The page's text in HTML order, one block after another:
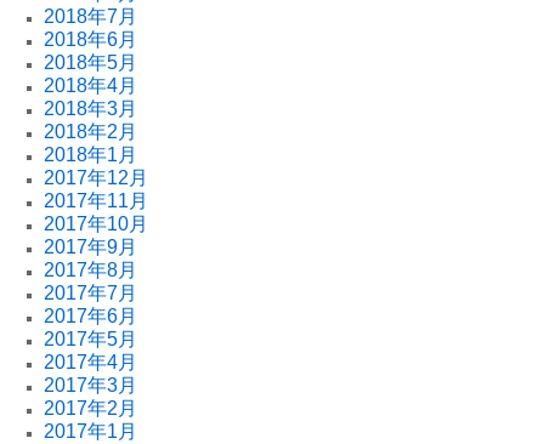
2018年7月
2018年6月
2018年5月
2018年4月
2018年3月
2018年2月
2018年1月
2017年12月
2017年11月
2017年10月
2017年9月
2017年8月
2017年7月
2017年6月
2017年5月
2017年4月
2017年3月
2017年2月
2017年1月